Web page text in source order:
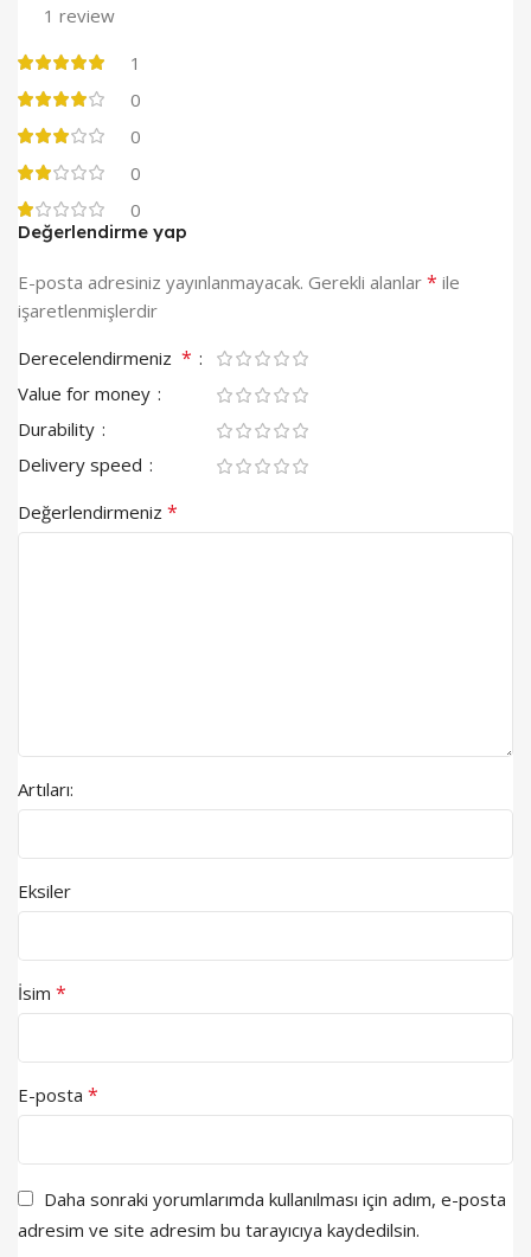
1 review
1
0
0
0
0
Değerlendirme yap
E-posta adresiniz yayınlanmayacak. Gerekli alanlar * ile
işaretlenmişlerdir
Derecelendirmeniz *
Value for money
Durability
Delivery speed
Değerlendirmeniz *
Artıları:
Eksiler
İsim *
E-posta *
Daha sonraki yorumlarımda kullanılması için adım, e-posta
adresim ve site adresim bu tarayıcıya kaydedilsin.